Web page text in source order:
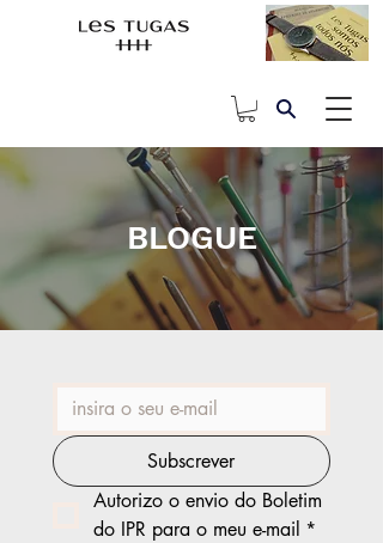
BLOGUE
Subscrever
Autorizo o envio do Boletim
do IPR para o meu e-mail *